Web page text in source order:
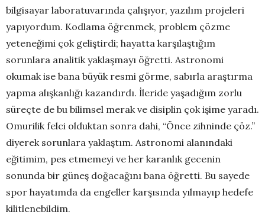
bilgisayar laboratuvarında çalışıyor, yazılım projeleri
yapıyordum. Kodlama öğrenmek, problem çözme
yeteneğimi çok geliştirdi; hayatta karşılaştığım
sorunlara analitik yaklaşmayı öğretti. Astronomi
okumak ise bana büyük resmi görme, sabırla araştırma
yapma alışkanlığı kazandırdı. İleride yaşadığım zorlu
süreçte de bu bilimsel merak ve disiplin çok işime yaradı.
Omurilik felci olduktan sonra dahi, “Önce zihninde çöz.”
diyerek sorunlara yaklaştım. Astronomi alanındaki
eğitimim, pes etmemeyi ve her karanlık gecenin
sonunda bir güneş doğacağını bana öğretti. Bu sayede
spor hayatımda da engeller karşısında yılmayıp hedefe
kilitlenebildim.